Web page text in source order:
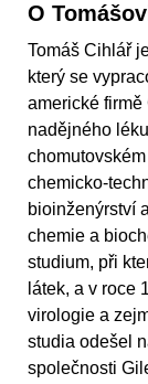
O
Tomáš Cihlář
který se
americké
nadějného
chemicko-
bioinženýrství
chemie a
studium, při
látek, a v roce
virologie a
studia odešel
společnosti